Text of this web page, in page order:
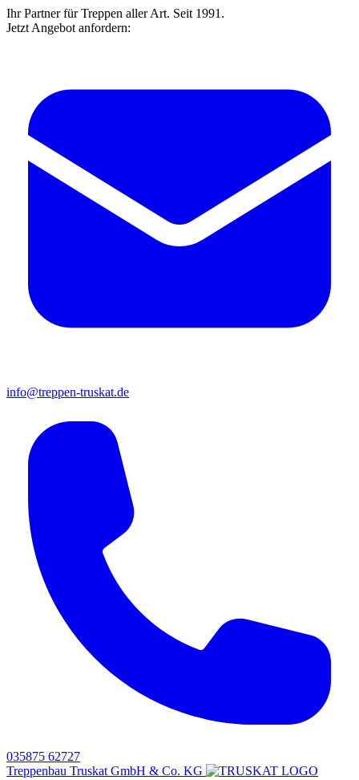
Ihr Partner für Treppen aller Art. Seit 1991.
Jetzt Angebot anfordern:
info@treppen-truskat.de
035875 62727
Treppenbau Truskat GmbH & Co. KG